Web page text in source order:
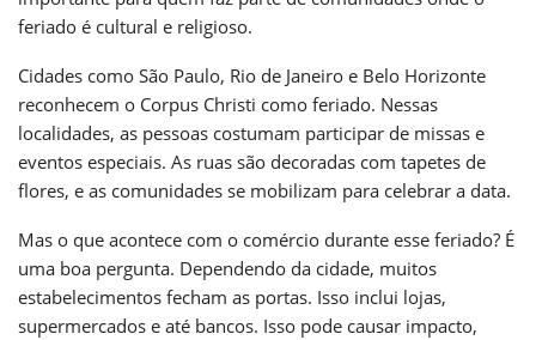
feriado é cultural e religioso.
Cidades como São Paulo, Rio de Janeiro e Belo Horizonte
reconhecem o Corpus Christi como feriado. Nessas
localidades, as pessoas costumam participar de missas e
eventos especiais. As ruas são decoradas com tapetes de
flores, e as comunidades se mobilizam para celebrar a data.
Mas o que acontece com o comércio durante esse feriado? É
uma boa pergunta. Dependendo da cidade, muitos
estabelecimentos fecham as portas. Isso inclui lojas,
supermercados e até bancos. Isso pode causar impacto,